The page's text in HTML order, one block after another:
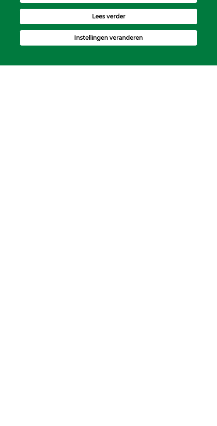
Lees verder
Instellingen veranderen